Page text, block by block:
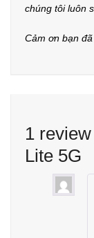
chúng tôi luôn
Cảm ơn bạn
1
Lite 5G